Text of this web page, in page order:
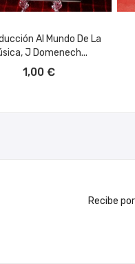
Al Mundo De La
J Domenech...
1,00 €
Recibe